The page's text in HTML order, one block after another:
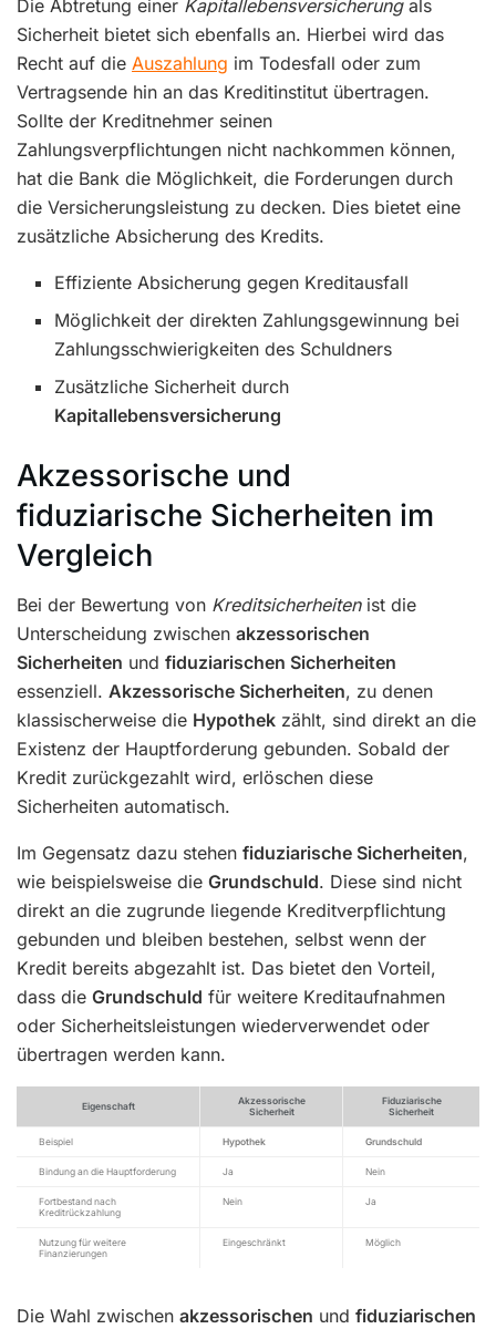
Die Abtretung einer Kapitallebensversicherungals
Sicherheit bietet sich ebenfalls an. Hierbei wird das
Recht auf die Auszahlung im Todesfall oder zum
Vertragsende hin an das Kreditinstitut übertragen.
Sollte der Kreditnehmer seinen
Zahlungsverpflichtungen nicht nachkommen können,
hat die Bank die Möglichkeit, die Forderungen durch
die Versicherungsleistung zu decken. Dies bietet eine
zusätzliche Absicherung des Kredits.
Effiziente Absicherung gegen Kreditausfall
Möglichkeit der direkten Zahlungsgewinnung bei
Zahlungsschwierigkeiten des Schuldners
Zusätzliche Sicherheit durch
Kapitallebensversicherung
Akzessorische und
fiduziarische Sicherheiten im
Vergleich
Bei der Bewertung von Kreditsicherheitenist die
Unterscheidung zwischen akzessorischen
Sicherheiten und fiduziarischen Sicherheiten
essenziell. Akzessorische Sicherheiten, zu denen
klassischerweise die Hypothek zählt, sind direkt an die
Existenz der Hauptforderung gebunden. Sobald der
Kredit zurückgezahlt wird, erlöschen diese
Sicherheiten automatisch.
Im Gegensatz dazu stehen fiduziarische Sicherheiten,
wie beispielsweise die Grundschuld. Diese sind nicht
direkt an die zugrunde liegende Kreditverpflichtung
gebunden und bleiben bestehen, selbst wenn der
Kredit bereits abgezahlt ist. Das bietet den Vorteil,
dass die Grundschuld für weitere Kreditaufnahmen
oder Sicherheitsleistungen wiederverwendet oder
übertragen werden kann.
Eigenschaft
Akzessorische
Sicherheit
Fiduziarische
Sicherheit
Beispiel Hypothek Grundschuld
Bindung an die Hauptforderung Ja Nein
Fortbestand nach
Kreditrückzahlung
Nein Ja
Nutzung für weitere
Finanzierungen
Eingeschränkt Möglich
Die Wahl zwischen akzessorischen und fiduziarischen